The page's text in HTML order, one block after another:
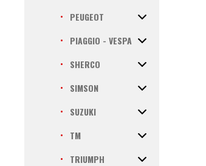
PEUGEOT
PIAGGIO - VESPA
SHERCO
SIMSON
SUZUKI
TM
TRIUMPH